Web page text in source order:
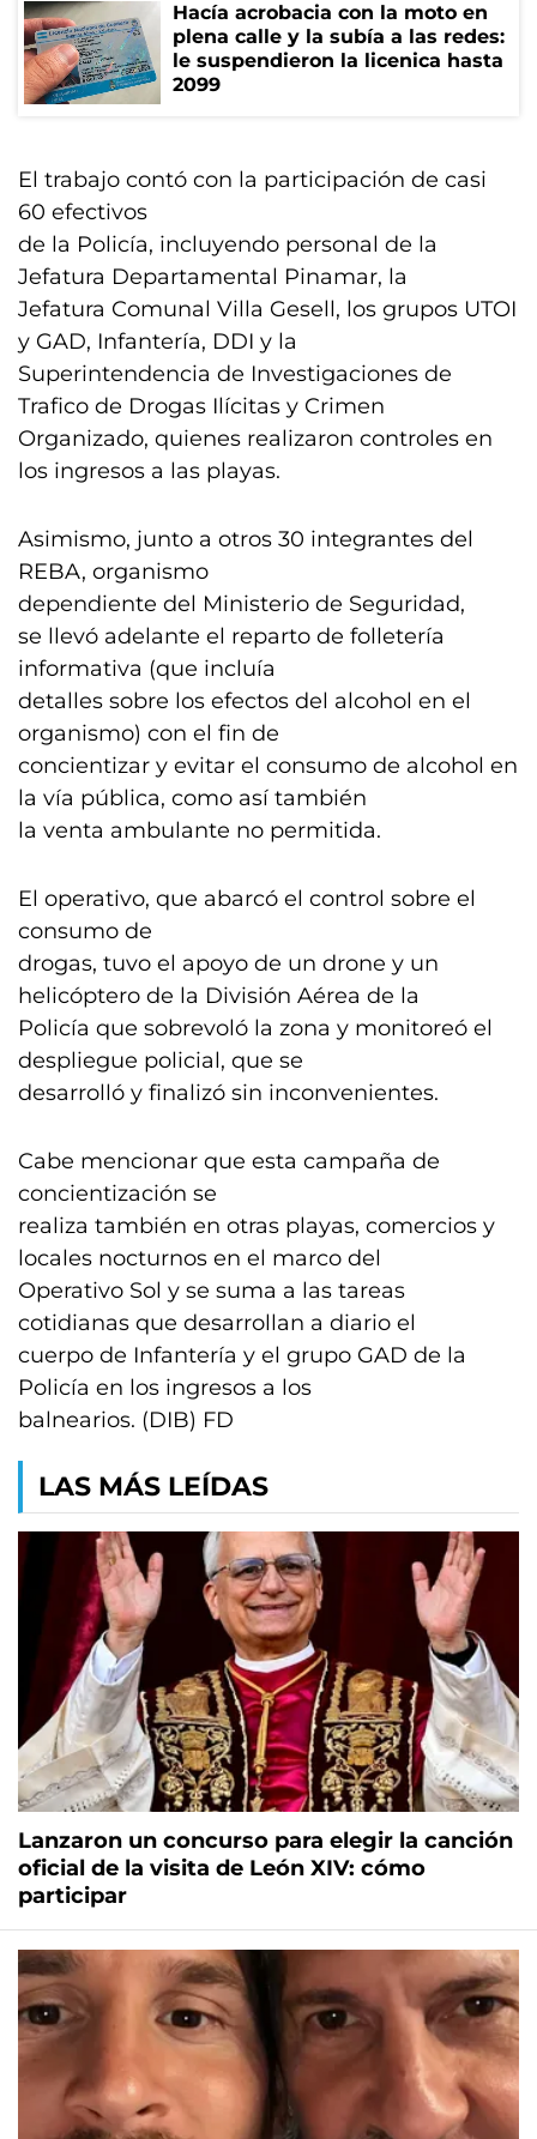
Hacía acrobacia con la moto en
plena calle y la subía a las redes:
le suspendieron la licenica hasta
2099
El trabajo contó con la participación de casi
60 efectivos
de la Policía, incluyendo personal de la
Jefatura Departamental Pinamar, la
Jefatura Comunal Villa Gesell, los grupos UTOI
y GAD, Infantería, DDI y la
Superintendencia de Investigaciones de
Trafico de Drogas Ilícitas y Crimen
Organizado, quienes realizaron controles en
los ingresos a las playas.
Asimismo, junto a otros 30 integrantes del
REBA, organismo
dependiente del Ministerio de Seguridad,
se llevó adelante el reparto de folletería
informativa (que incluía
detalles sobre los efectos del alcohol en el
organismo) con el fin de
concientizar y evitar el consumo de alcohol en
la vía pública, como así también
la venta ambulante no permitida.
El operativo, que abarcó el control sobre el
consumo de
drogas, tuvo el apoyo de un drone y un
helicóptero de la División Aérea de la
Policía que sobrevoló la zona y monitoreó el
despliegue policial, que se
desarrolló y finalizó sin inconvenientes.
Cabe mencionar que esta campaña de
concientización se
realiza también en otras playas, comercios y
locales nocturnos en el marco del
Operativo Sol y se suma a las tareas
cotidianas que desarrollan a diario el
cuerpo de Infantería y el grupo GAD de la
Policía en los ingresos a los
balnearios. (DIB) FD
LAS MÁS LEÍDAS
Lanzaron un concurso para elegir la canción
oficial de la visita de León XIV: cómo
participar